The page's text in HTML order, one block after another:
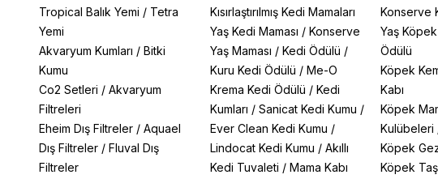
Tropical Balık Yemi / Tetra
Yemi
Akvaryum Kumları / Bitki
Kumu
Co2 Setleri / Akvaryum
Filtreleri
Eheim Dış Filtreler / Aquael
Dış Filtreler / Fluval Dış
Filtreler
Kısırlaştırılmış Kedi Mamaları
Yaş Kedi Maması / Konserve
Yaş Maması / Kedi Ödülü /
Kuru Kedi Ödülü / Me-O
Krema Kedi Ödülü / Kedi
Kumları / Sanicat Kedi Kumu /
Ever Clean Kedi Kumu /
Lindocat Kedi Kumu / Akıllı
Kedi Tuvaleti / Mama Kabı
Konserve
Yaş Köpek
Ödülü
Köpek
Kabı
Köpek
Kulübeleri
Köpek
Köpek